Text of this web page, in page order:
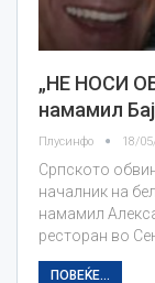
„НЕ НОСИ
намамил
Плусинфо 18/
Српското
началник на
намамил
ресторан во
ПОВЕЌЕ...